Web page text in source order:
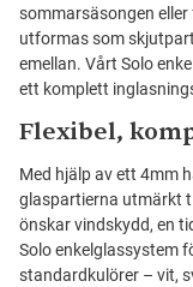
sommarsäsongen
utformas som
emellan. Vårt Solo
ett komplett
Flexibel,
Med hjälp av ett 4mm
glaspartierna utmärkt
önskar vindskydd, en
Solo enkelglassystem
standardkulörer – vit,